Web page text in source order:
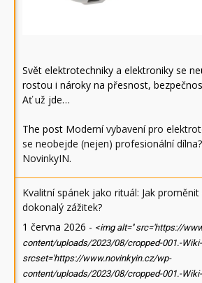
Svět elektrotechniky a elektroniky se
rostou i nároky na přesnost,
Ať už jde…
The post Moderní vybavení pro
se neobejde (nejen) profesionální dílna?
NovinkyIN.
Kvalitní spánek jako rituál: Jak
dokonalý zážitek?
1 června 2026 - <img alt='' src='https://
content/uploads/2023/08/cropped-001.-Wiki-
srcset='https://www.novinkyin.cz/wp-
content/uploads/2023/08/cropped-001.-